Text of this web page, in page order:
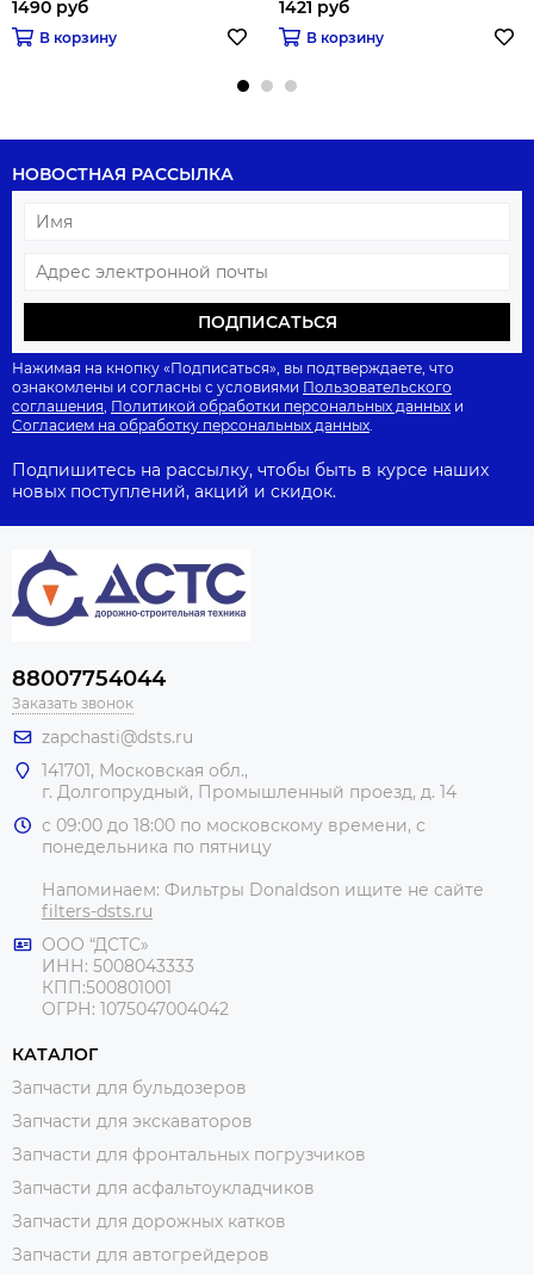
1490 руб
В корзину
1421 руб
В корзину
НОВОСТНАЯ РАССЫЛКА
ПОДПИСАТЬСЯ
Нажимая на кнопку «Подписаться», вы подтверждаете, что
ознакомлены и согласны с условиями Пользовательского
соглашения Политикой обработки персональных данных и
Согласием на обработку персональных данных
Подпишитесь на рассылку, чтобы быть в курсе наших
новых поступлений, акций и скидок.
88007754044
Заказать звонок
zapchasti@dsts.ru
141701, Московская обл.,
г. Долгопрудный, Промышленный проезд, д. 14
с 09:00 до 18:00 по московскому времени, с
понедельника по пятницу
Напоминаем: Фильтры Donaldson ищите не сайте
filters-dsts.ru
ООО “ДСТС»
ИНН: 5008043333
КПП:500801001
ОГРН: 1075047004042
КАТАЛОГ
Запчасти для бульдозеров
Запчасти для экскаваторов
Запчасти для фронтальных погрузчиков
Запчасти для асфальтоукладчиков
Запчасти для дорожных катков
Запчасти для автогрейдеров